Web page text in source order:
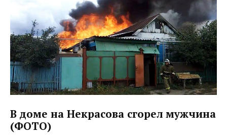
В доме на Некрасова сгорел мужчина
(ФОТО)